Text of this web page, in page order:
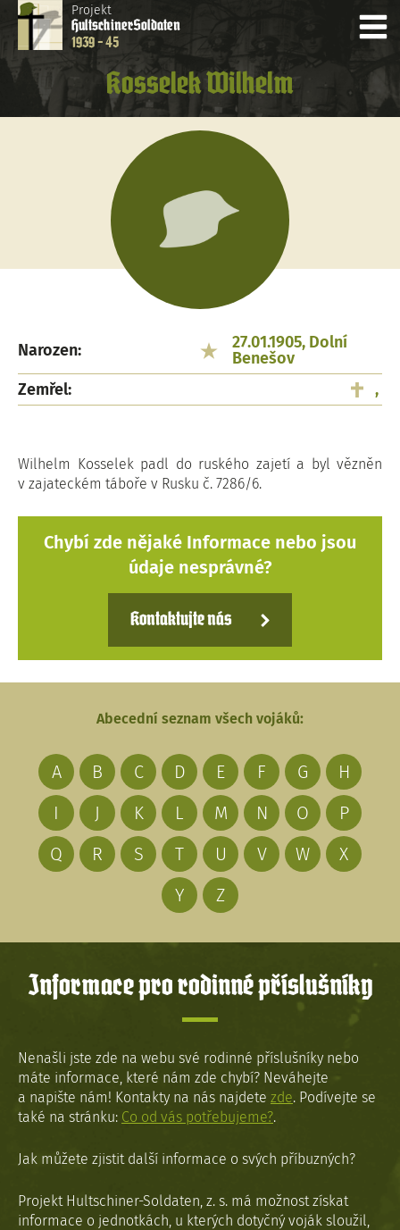
Projekt
HultschinerSoldaten
1939 - 45
Kosselek Wilhelm
Narozen:
27.01.1905, Dolní
Benešov
Zemřel:
,
Wilhelm Kosselek padl do ruského zajetí a byl vězněn
v zajateckém táboře v Rusku č. 7286/6.
Chybí zde nějaké Informace nebo jsou
údaje nesprávné?
Kontaktujte nás
Abecední seznam všech vojáků:
A B C D E F G
H
I
J K L M N O
P
Q
R S T U V W
X
Y
Z
Informace pro rodinné příslušníky
Nenašli jste zde na webu své rodinné příslušníky nebo
máte informace, které nám zde chybí? Neváhejte
a napište nám! Kontakty na nás najdete zde. Podívejte se
také na stránku: Co od vás potřebujeme?.
Jak můžete zjistit další informace o svých příbuzných?
Projekt Hultschiner-Soldaten, z. s. má možnost získat
informace o jednotkách, u kterých dotyčný voják sloužil,